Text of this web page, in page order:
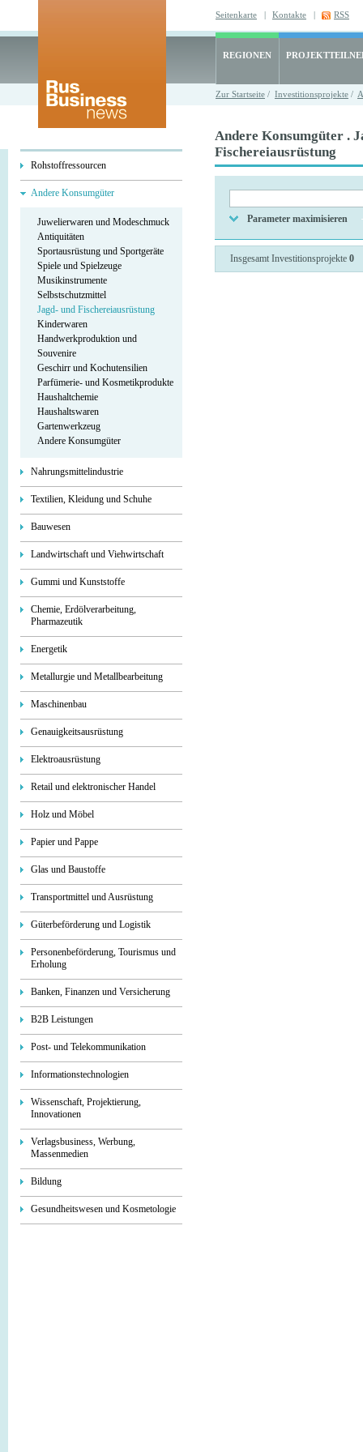
Seitenkarte | Kontakte | RSS
REGIONEN
Zur Startseite / Investitionsprojekte /
Rohstoffressourcen
Andere Konsumgüter
Juwelierwaren und Modeschmuck
Antiquitäten
Sportausrüstung und Sportgeräte
Spiele und Spielzeuge
Musikinstrumente
Selbstschutzmittel
Jagd- und Fischereiausrüstung
Kinderwaren
Handwerkproduktion und
Souvenire
Geschirr und Kochutensilien
Parfümerie- und Kosmetikprodukte
Haushaltchemie
Haushaltswaren
Gartenwerkzeug
Andere Konsumgüter
Nahrungsmittelindustrie
Textilien, Kleidung und Schuhe
Bauwesen
Landwirtschaft und Viehwirtschaft
Gummi und Kunststoffe
Chemie, Erdölverarbeitung,
Pharmazeutik
Energetik
Metallurgie und Metallbearbeitung
Maschinenbau
Genauigkeitsausrüstung
Elektroausrüstung
Retail und elektronischer Handel
Holz und Möbel
Papier und Pappe
Glas und Baustoffe
Transportmittel und Ausrüstung
Güterbeförderung und Logistik
Personenbeförderung, Tourismus und
Erholung
Banken, Finanzen und Versicherung
B2B Leistungen
Post- und Telekommunikation
Informationstechnologien
Wissenschaft, Projektierung,
Innovationen
Verlagsbusiness, Werbung,
Massenmedien
Bildung
Gesundheitswesen und Kosmetologie
Andere Konsumgüter .
Fischereiausrüstung
Parameter maximisieren
Insgesamt Investitionsprojekte 0